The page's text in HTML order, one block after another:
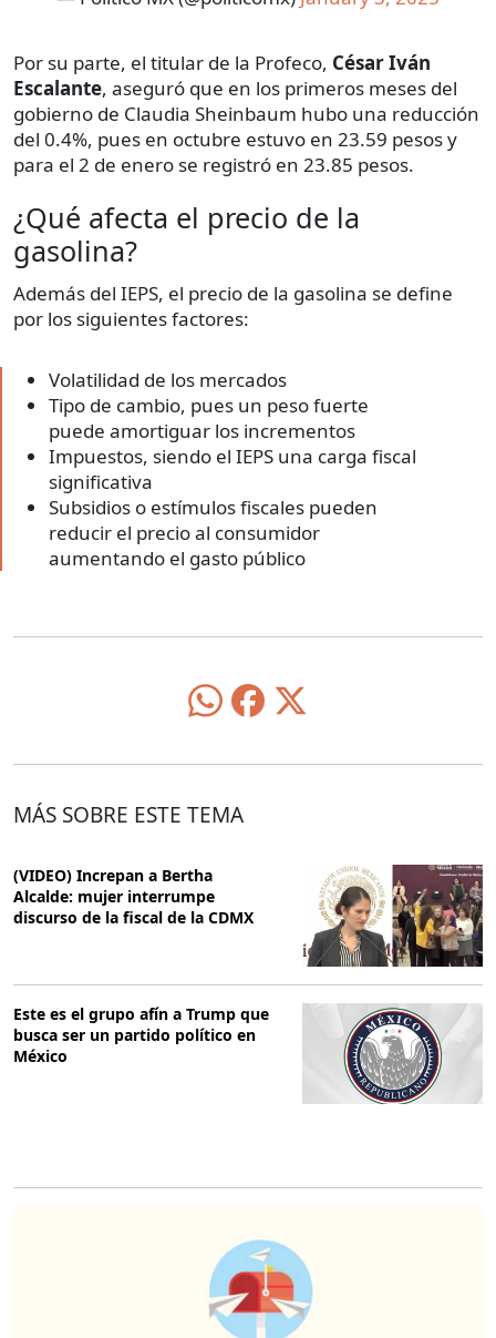
Por su parte, el titular de la Profeco, César Iván
Escalante, aseguró que en los primeros meses del
gobierno de Claudia Sheinbaum hubo una reducción
del 0.4%, pues en octubre estuvo en 23.59 pesos y
para el 2 de enero se registró en 23.85 pesos.
¿Qué afecta el precio de la
gasolina?
Además del IEPS, el precio de la gasolina se define
por los siguientes factores:
Volatilidad de los mercados
Tipo de cambio, pues un peso fuerte
puede amortiguar los incrementos
Impuestos, siendo el IEPS una carga fiscal
significativa
Subsidios o estímulos fiscales pueden
reducir el precio al consumidor
aumentando el gasto público
MÁS SOBRE ESTE TEMA
(VIDEO) Increpan a Bertha
Alcalde: mujer interrumpe
discurso de la fiscal de la CDMX
Este es el grupo afín a Trump que
busca ser un partido político en
México